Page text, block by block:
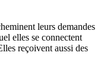
leurs demandes
elles se connectent
reçoivent aussi des